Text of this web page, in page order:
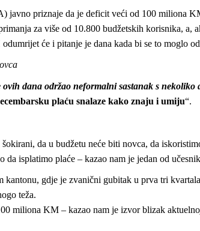
javno priznaje da je deficit veći od 100 miliona
za više od 10.800 budžetskih korisnika, a,
će i pitanje je dana kada bi se to moglo
dana održao neformalni sastanak s
plaću snalaze kako znaju i umiju“.
da u budžetu neće biti novca, da
da isplatimo plaće – kazao nam je jedan od
kantonu, gdje je zvanični gubitak u prva tri
teža.
miliona KM – kazao nam je izvor blizak